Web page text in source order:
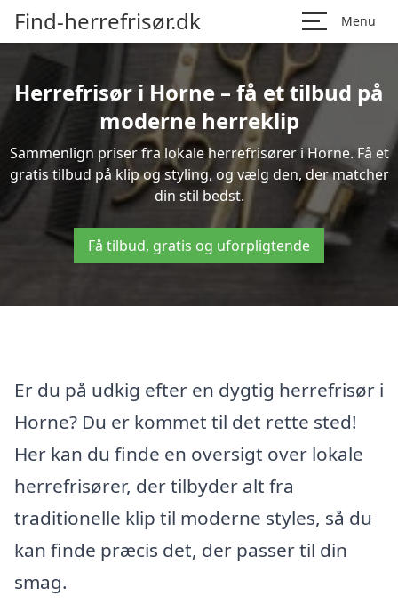
Find-herrefrisør.dk Menu
Herrefrisør i Horne – få et tilbud på
moderne herreklip
Sammenlign priser fra lokale herrefrisører i Horne. Få et
gratis tilbud på klip og styling, og vælg den, der matcher
din stil bedst.
Få tilbud, gratis og uforpligtende
Er du på udkig efter en dygtig herrefrisør i
Horne? Du er kommet til det rette sted!
Her kan du finde en oversigt over lokale
herrefrisører, der tilbyder alt fra
traditionelle klip til moderne styles, så du
kan finde præcis det, der passer til din
smag.